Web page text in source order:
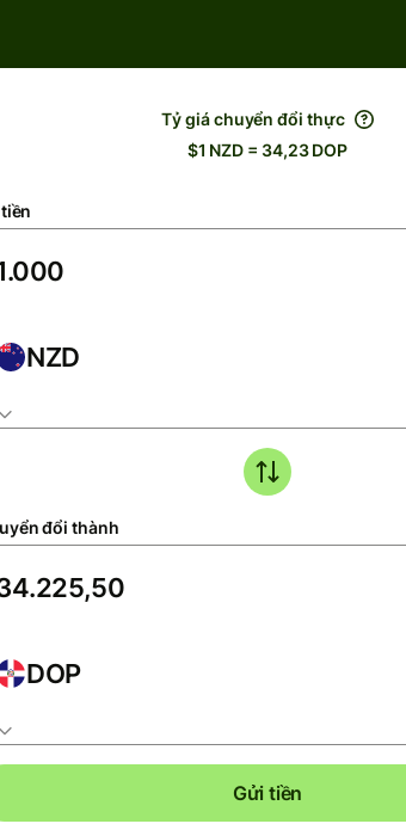
Tỷ giá chuyển đổi thực
$1 NZD = 34,23 DOP
NZD
đổi thành
DOP
Gửi tiền